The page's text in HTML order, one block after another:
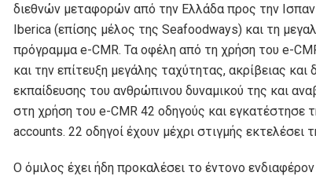
διεθνών μεταφορών από την Ελλάδα προς την
Iberica (επίσης μέλος της Seafoodways) και τη
πρόγραμμα e-CMR. Τα οφέλη από τη χρήση του e-
και την επίτευξη μεγάλης ταχύτητας, ακρίβειας
εκπαίδευσης του ανθρώπινου δυναμικού της και
στη χρήση του e-CMR 42 οδηγούς και εγκατέστησε
accounts. 22 οδηγοί έχουν μέχρι στιγμής εκτελέσει
Ο όμιλος έχει ήδη προκαλέσει το έντονο